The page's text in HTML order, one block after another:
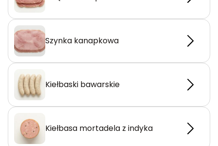
Szynka kanapkowa
Kiełbaski bawarskie
Kiełbasa mortadela z indyka